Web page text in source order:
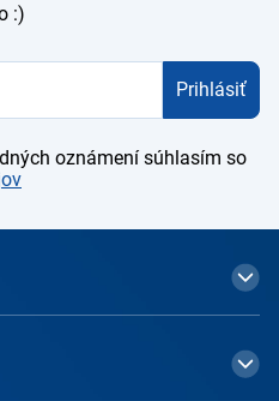
:)
Prihlásiť
oznámení súhlasím so